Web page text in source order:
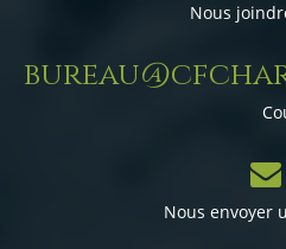
Nous
Nous envoyer